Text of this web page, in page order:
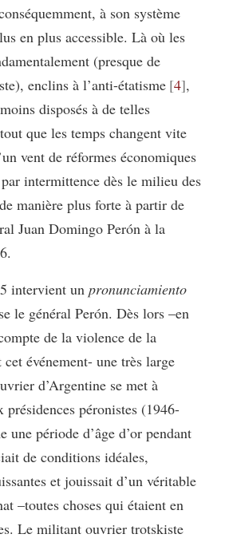
à son système
en plus accessible. Là où les
(presque de
enclins à l’anti-étatisme 4 ,
disposés à de telles
que les temps changent vite
vent de réformes économiques
intermittence dès le milieu des
manière plus forte à partir de
Juan Domingo Perón à la
intervient un pronunciamiento
le général Perón. Dès lors –en
de la violence de la
événement- une très large
d’Argentine se met à
présidences péronistes (1946-
une période d’âge d’or pendant
de conditions idéales,
et jouissait d’un véritable
–toutes choses qui étaient en
Le militant ouvrier trotskiste